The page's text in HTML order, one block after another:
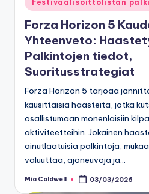
in
Festivaalisoittolistan
Forza Horizon 5
Yhteenveto:
Palkintojen tiedot,
Suoritusstrategiat
Forza Horizon 5 tarjoaa
kausittaisia haasteita, jotka
osallistumaan monenlaisiin
aktiviteetteihin. Jokainen
ainutlaatuisia palkintoja,
valuuttaa, ajoneuvoja ja…
Posted
Mia Caldwell 03/03/2026